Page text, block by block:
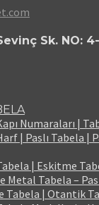
Sk. NO: 4-
Numaraları |
| Paslı Tabela |
| Eskitme
Metal Tabela –
Tabela | Otantik